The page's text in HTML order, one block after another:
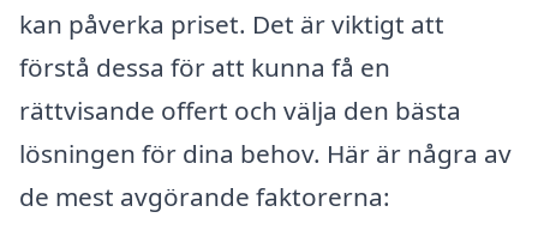
kan påverka priset. Det är viktigt att
förstå dessa för att kunna få en
rättvisande offert och välja den bästa
lösningen för dina behov. Här är några av
de mest avgörande faktorerna: